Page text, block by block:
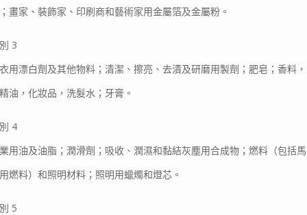
畫家、裝飾家、印刷商和藝術家用金屬箔及金屬粉。
3
用漂白劑及其他物料；清潔、擦亮、去漬及研磨用製劑；肥皂；香料，
油，化妝品，洗髮水；牙膏。
4
用油及油脂；潤滑劑；吸收、潤濕和黏結灰塵用合成物；燃料（包括馬
燃料）和照明材料；照明用蠟燭和燈芯。
5